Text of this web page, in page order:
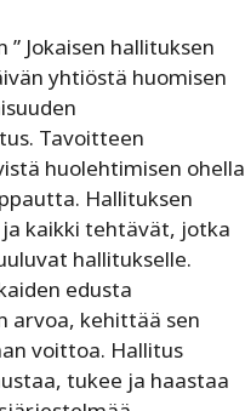
” Jokaisen hallituksen
yhtiöstä huomisen
Tavoitteen
huolehtimisen ohella
Hallituksen
kaikki tehtävät, jotka
hallitukselle.
edusta
arvoa, kehittää sen
voittoa. Hallitus
tukee ja haastaa